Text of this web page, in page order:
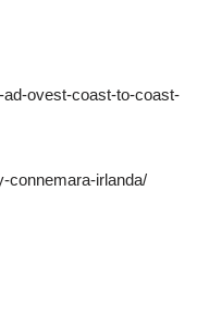
ovest-coast-to-coast-
connemara-irlanda/